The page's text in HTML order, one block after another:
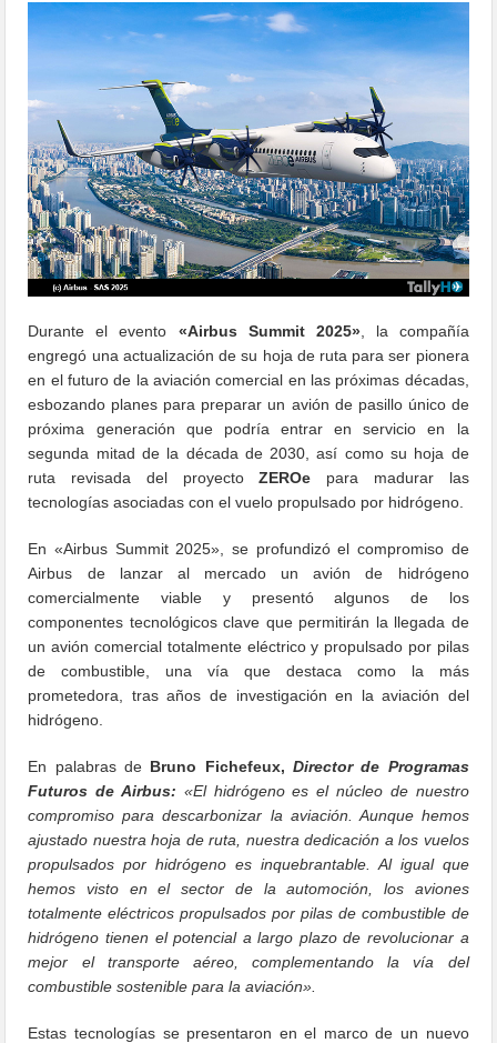
Durante el evento «Airbus Summit 2025», la compañía
engregó una actualización de su hoja de ruta para ser pionera
en el futuro de la aviación comercial en las próximas décadas,
esbozando planes para preparar un avión de pasillo único de
próxima generación que podría entrar en servicio en la
segunda mitad de la década de 2030, así como su hoja de
ruta revisada del proyectoZEROe para madurar las
tecnologías asociadas con el vuelo propulsado por hidrógeno.
En «Airbus Summit 2025», se profundizó el compromiso de
Airbus de lanzar al mercado un avión de hidrógeno
comercialmente viable y presentó algunos de los
componentes tecnológicos clave que permitirán la llegada de
un avión comercial totalmente eléctrico y propulsado por pilas
de combustible, una vía que destaca como la más
prometedora, tras años de investigación en la aviación del
hidrógeno.
En palabras de Bruno Fichefeux, Director de Programas
Futuros de Airbus: «El hidrógeno es el núcleo de nuestro
compromiso para descarbonizar la aviación. Aunque hemos
ajustado nuestra hoja de ruta, nuestra dedicación a los vuelos
propulsados por hidrógeno es inquebrantable. Al igual que
hemos visto en el sector de la automoción, los aviones
totalmente eléctricos propulsados por pilas de combustible de
hidrógeno tienen el potencial a largo plazo de revolucionar a
mejor el transporte aéreo, complementando la vía del
combustible sostenible para la aviación».
Estas tecnologías se presentaron en el marco de un nuevo